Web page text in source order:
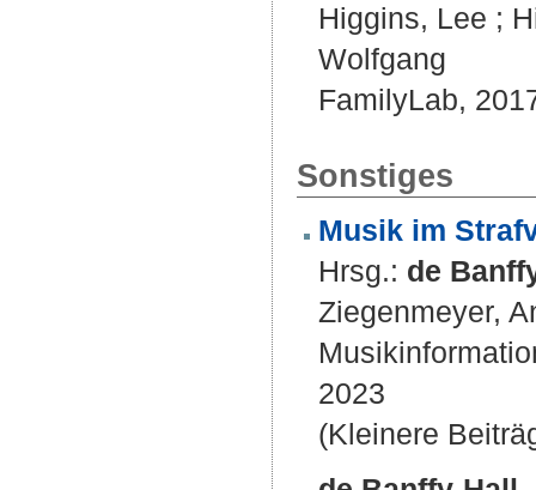
Higgins, Lee ;
Wolfgang
FamilyLab,
Sonstiges
Musik im
Hrsg.: de
Ziegenmeyer,
2023
(Kleinere